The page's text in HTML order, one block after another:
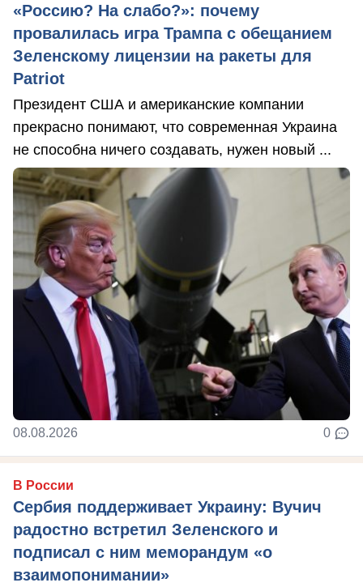
«Россию? На слабо?»: почему
провалилась игра Трампа с обещанием
Зеленскому лицензии на ракеты для
Patriot
Президент США и американские компании
прекрасно понимают, что современная Украина
не способна ничего создавать, нужен новый ...
08.08.2026 0
В России
Сербия поддерживает Украину: Вучич
радостно встретил Зеленского и
подписал с ним меморандум «о
взаимопонимании»